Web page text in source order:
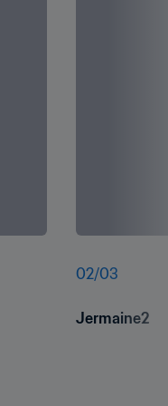
02/03
Jermaine2